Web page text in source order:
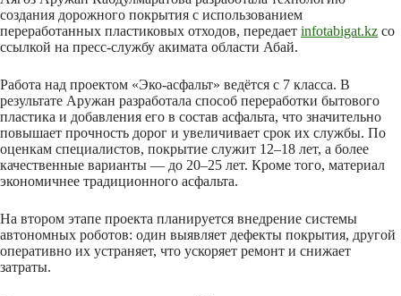
создания дорожного покрытия с использованием
переработанных пластиковых отходов, передает infotabigat.kz со
ссылкой на пресс-службу акимата области Абай.
Работа над проектом «Эко-асфальт» ведётся с 7 класса. В
результате Аружан разработала способ переработки бытового
пластика и добавления его в состав асфальта, что значительно
повышает прочность дорог и увеличивает срок их службы. По
оценкам специалистов, покрытие служит 12–18 лет, а более
качественные варианты — до 20–25 лет. Кроме того, материал
экономичнее традиционного асфальта.
На втором этапе проекта планируется внедрение системы
автономных роботов: один выявляет дефекты покрытия, другой
оперативно их устраняет, что ускоряет ремонт и снижает
затраты.